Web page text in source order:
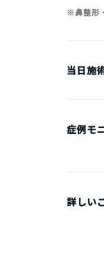
※鼻整形
当日施
症例モ
詳しい